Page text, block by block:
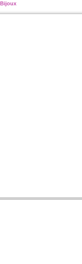
Bijoux